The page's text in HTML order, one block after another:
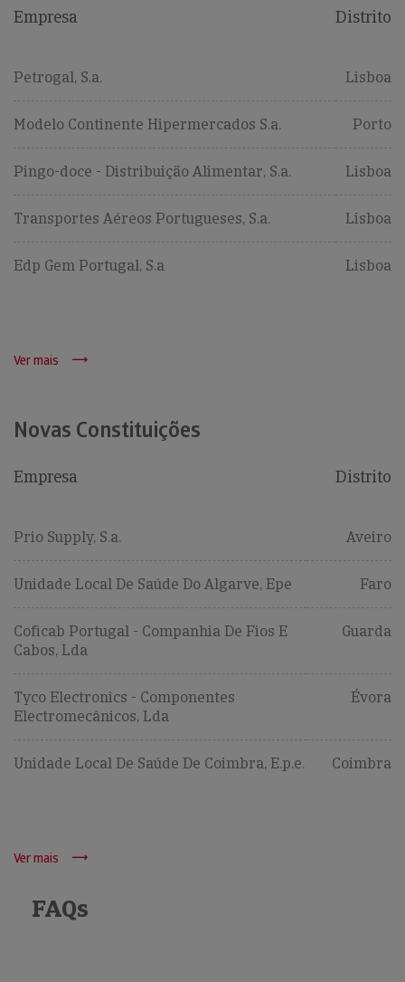
Empresa Distrito
Petrogal, S.a. Lisboa
Modelo Continente Hipermercados S.a. Porto
Pingo-doce - Distribuição Alimentar, S.a. Lisboa
Transportes Aéreos Portugueses, S.a. Lisboa
Edp Gem Portugal, S.a Lisboa
Ver mais
Novas Constituições
Empresa Distrito
Prio Supply, S.a. Aveiro
Unidade Local De Saúde Do Algarve, Epe Faro
Coficab Portugal - Companhia De Fios E
Cabos, Lda
Guarda
Tyco Electronics - Componentes
Electromecânicos, Lda
Évora
Unidade Local De Saúde De Coimbra, E.p.e. Coimbra
Ver mais
FAQs